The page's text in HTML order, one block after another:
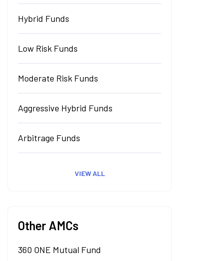
Hybrid Funds
Low Risk Funds
Moderate Risk Funds
Aggressive Hybrid Funds
Arbitrage Funds
VIEW ALL
Other AMCs
360 ONE Mutual Fund